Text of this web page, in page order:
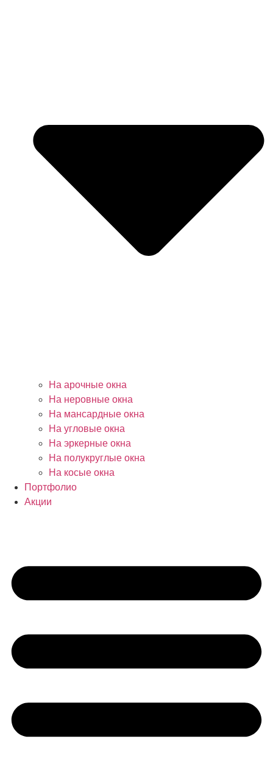
На арочные окна
На неровные окна
На мансардные окна
На угловые окна
На эркерные окна
На полукруглые окна
На косые окна
Портфолио
Акции